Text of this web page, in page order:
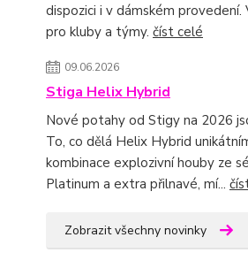
dispozici i v dámském provedení.
pro kluby a týmy. číst celé
09.06.2026
Stiga Helix Hybrid
Nové potahy od Stigy na 2026
To, co dělá Helix Hybrid
kombinace explozivní houby ze
Platinum a extra přilnavé, mí...
Zobrazit všechny novinky